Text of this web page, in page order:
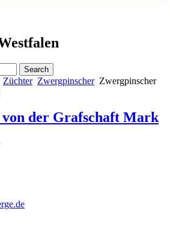
Züchter Zwergpinscher Zwergpinscher
der Grafschaft Mark